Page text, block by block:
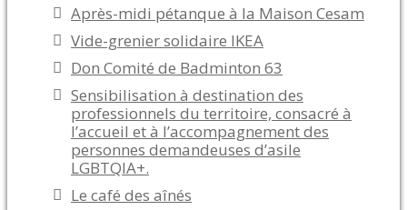
Après-midi pétanque à la Maison Cesam
Vide-grenier solidaire IKEA
Don Comité de Badminton 63
Sensibilisation à destination des
professionnels du territoire, consacré à
l’accueil et à l’accompagnement des
personnes demandeuses d’asile
LGBTQIA+.
Le café des aînés